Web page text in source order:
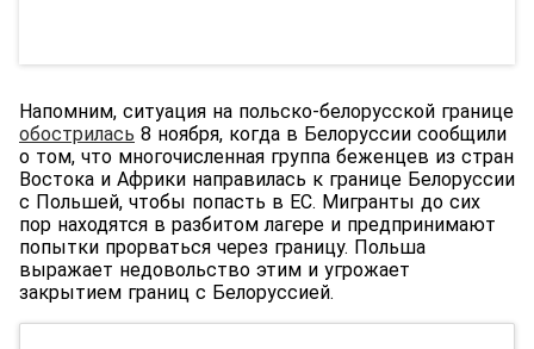
Напомним, ситуация на польско-белорусской границе
обострилась 8 ноября, когда в Белоруссии сообщили
о том, что многочисленная группа беженцев из стран
Востока и Африки направилась к границе Белоруссии
с Польшей, чтобы попасть в ЕС. Мигранты до сих
пор находятся в разбитом лагере и предпринимают
попытки прорваться через границу. Польша
выражает недовольство этим и угрожает
закрытием границ с Белоруссией.